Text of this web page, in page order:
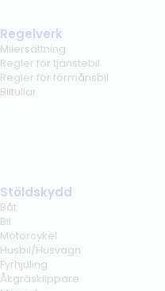
Regelverk
Milersättning
Regler för tjänstebil
Regler för förmånsbil
Biltullar
Stöldskydd
Båt
Bil
Motorcykel
Husbil/Husvagn
Fyrhjuling
Åkgräsklippare